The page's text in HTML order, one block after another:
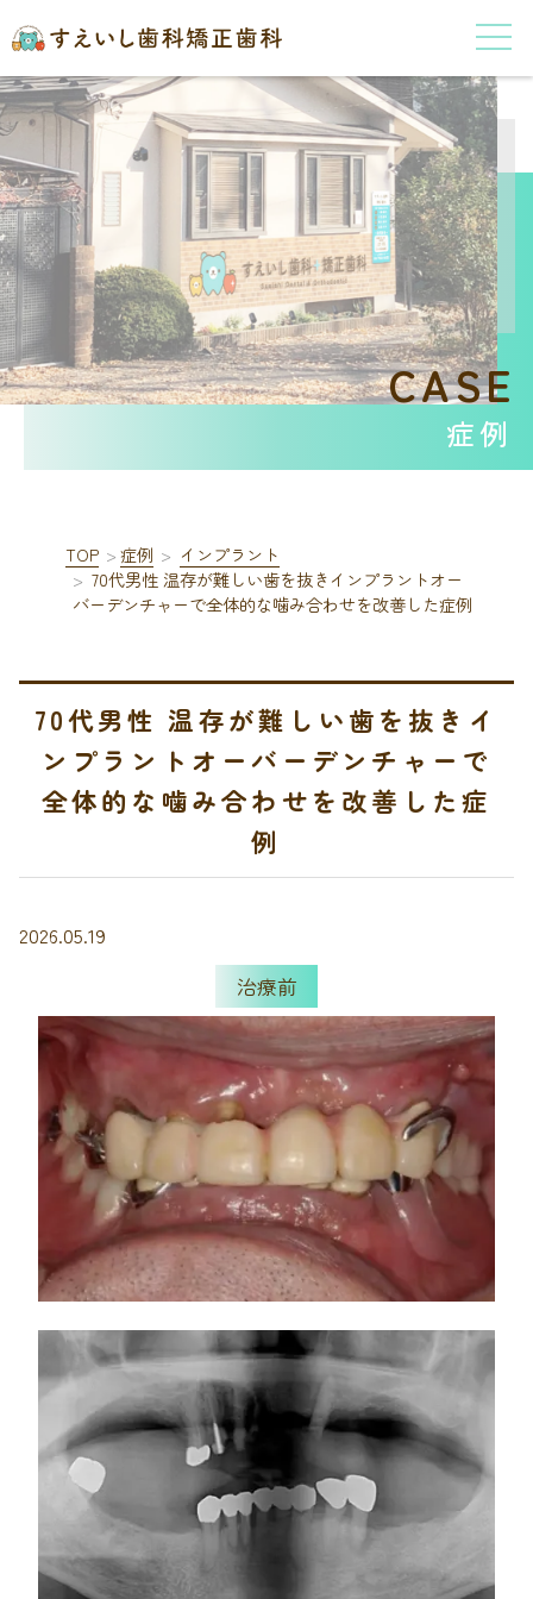
CASE
症例
TOP 症例
インプラント
70代男性 温存が難しい歯を抜きインプラントオー
バーデンチャーで全体的な噛み合わせを改善した症例
70代男性 温存が難しい歯を抜きイ
ンプラントオーバーデンチャーで
全体的な噛み合わせを改善した症
例
2026.05.19
治療前